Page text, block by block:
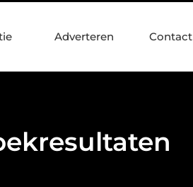
Adverteren Contact